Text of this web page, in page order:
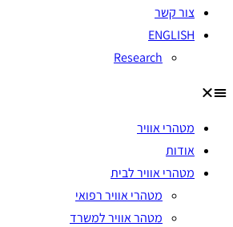
צור קשר
ENGLISH
Research
מטהרי אוויר
אודות
מטהרי אוויר לבית
מטהרי אוויר רפואי
מטהר אוויר למשרד